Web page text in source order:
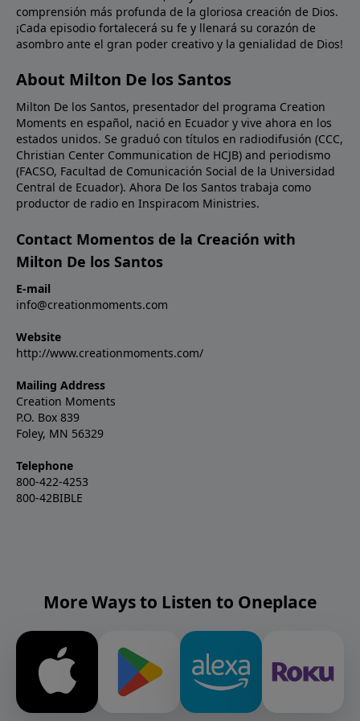
para usted en las palabras de la Biblia. ¡Déle un
vistazo hoy a las Escrituras para ver qué dicen en
cuanto a Su Hijo, quien le amó tanto que inclusive dio
Su propia vida por usted!Oración: Confieso, amado
Señor, que no puedo entender cómo Tú puedes
seguir la pista de todos los detalles de la creación
como lo dice Tu Palabra. Pero Tú eres Dios y yo solo
soy un humano. No permitas que mi debilidad limite
o debilite mi fe en Tu involucramiento diario en mi
vida. En el nombre de Cristo Jesús. Amén.
comprensión más profunda de la gloriosa creación de Dios.
¡Cada episodio fortalecerá su fe y llenará su corazón de
asombro ante el gran poder creativo y la genialidad de Dios!
About Milton De los Santos
Milton De los Santos, presentador del programa Creation
Moments en español, nació en Ecuador y vive ahora en los
estados unidos. Se graduó con títulos en radiodifusión (CCC,
Christian Center Communication de HCJB) and periodismo
(FACSO, Facultad de Comunicación Social de la Universidad
Central de Ecuador). Ahora De los Santos trabaja como
productor de radio en Inspiracom Ministries.
Contact Momentos de la Creación with
Milton De los Santos
E-mail
info@creationmoments.com
Website
http://www.creationmoments.com/
Mailing Address
Creation Moments
P.O. Box 839
Foley, MN 56329
Telephone
800-422-4253
800-42BIBLE
More Ways to Listen to Oneplace